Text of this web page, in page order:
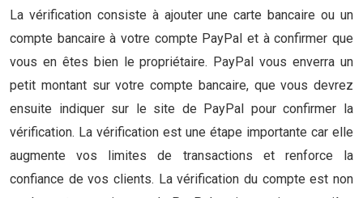
La vérification consiste à ajouter une carte bancaire ou un
compte bancaire à votre compte PayPal et à confirmer que
vous en êtes bien le propriétaire. PayPal vous enverra un
petit montant sur votre compte bancaire, que vous devrez
ensuite indiquer sur le site de PayPal pour confirmer la
vérification. La vérification est une étape importante car elle
augmente vos limites de transactions et renforce la
confiance de vos clients. La vérification du compte est non